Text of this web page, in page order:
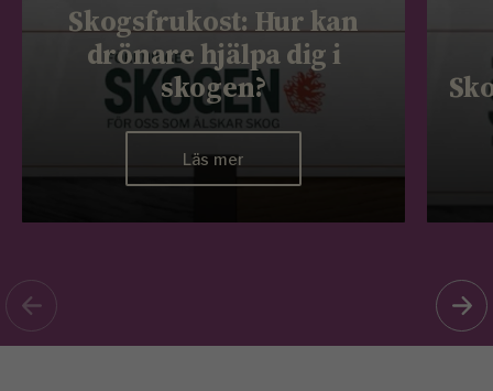
Skogsfrukost: Hur kan
drönare hjälpa dig i
skogen?
Läs mer